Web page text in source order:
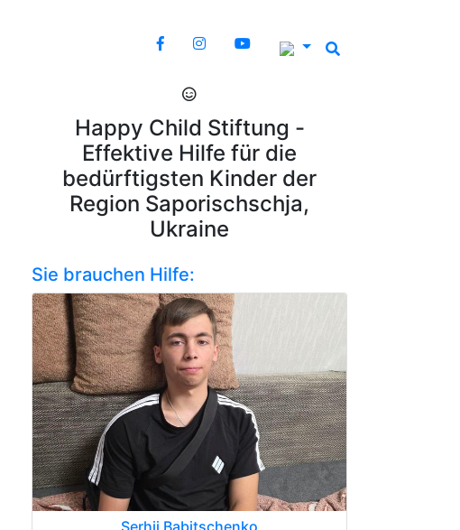
Happy Child Stiftung -
Effektive Hilfe für die
bedürftigsten Kinder der
Region Saporischschja,
Ukraine
Sie brauchen Hilfe:
Serhij Babitschenko